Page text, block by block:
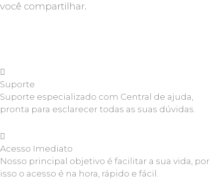
você compartilhar.
Suporte
Suporte especializado com Central de ajuda,
pronta para esclarecer todas as suas dúvidas.
Acesso Imediato
Nosso principal objetivo é facilitar a sua vida, por
isso o acesso é na hora, rápido e fácil.